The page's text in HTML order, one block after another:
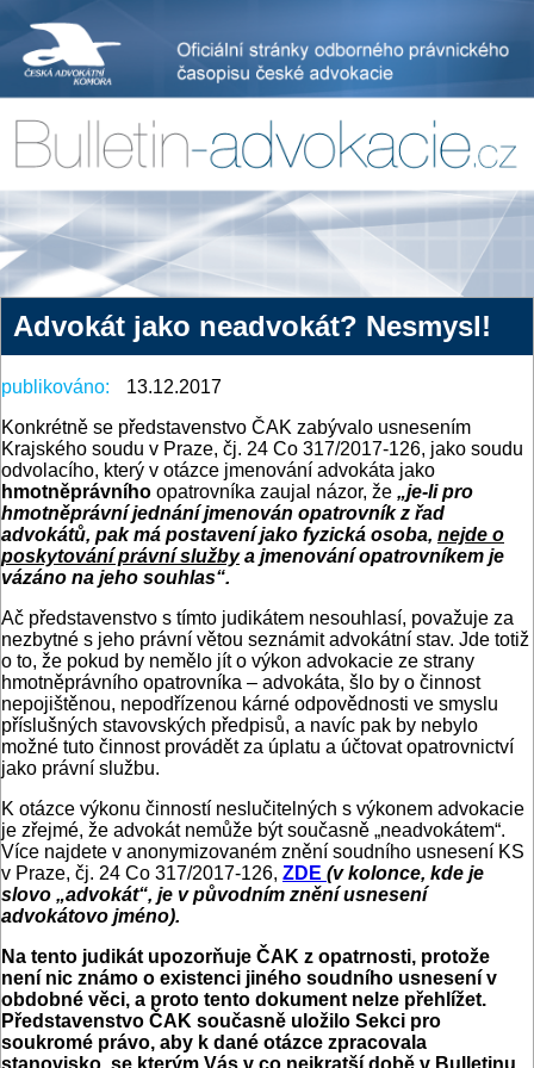
Advokát jako neadvokát? Nesmysl!
publikováno:
13.12.2017
Konkrétně se představenstvo ČAK zabývalo usnesením
Krajského soudu v Praze, čj. 24 Co 317/2017-126, jako soudu
odvolacího, který v otázce jmenování advokáta jako
hmotněprávního opatrovníka zaujal názor, že „je-li pro
hmotněprávní jednání jmenován opatrovník z řad
advokátů, pak má postavení jako fyzická osoba, nejde o
poskytování právní službya jmenování opatrovníkem je
vázáno na jeho souhlas“.
Ač představenstvo s tímto judikátem nesouhlasí, považuje za
nezbytné s jeho právní větou seznámit advokátní stav. Jde totiž
o to, že pokud by nemělo jít o výkon advokacie ze strany
hmotněprávního opatrovníka – advokáta, šlo by o činnost
nepojištěnou, nepodřízenou kárné odpovědnosti ve smyslu
příslušných stavovských předpisů, a navíc pak by nebylo
možné tuto činnost provádět za úplatu a účtovat opatrovnictví
jako právní službu.
K otázce výkonu činností neslučitelných s výkonem advokacie
je zřejmé, že advokát nemůže být současně „neadvokátem“.
Více najdete v anonymizovaném znění soudního usnesení KS
v Praze, čj. 24 Co 317/2017-126, ZDE (v kolonce, kde je
slovo „advokát“, je v původním znění usnesení
advokátovo jméno).
Na tento judikát upozorňuje ČAK z opatrnosti, protože
není nic známo o existenci jiného soudního usnesení v
obdobné věci, a proto tento dokument nelze přehlížet.
Představenstvo ČAK současně uložilo Sekci pro
soukromé právo, aby k dané otázce zpracovala
stanovisko, se kterým Vás v co nejkratší době v Bulletinu